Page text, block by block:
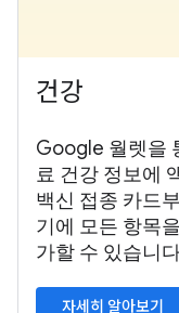
건강
Google 월렛을
료 건강 정보에
백신 접종 카드
기에 모든 항목
가할 수 있습니
자세히 알아보기